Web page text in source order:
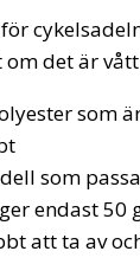
det är
som
som
endast 50
att ta av